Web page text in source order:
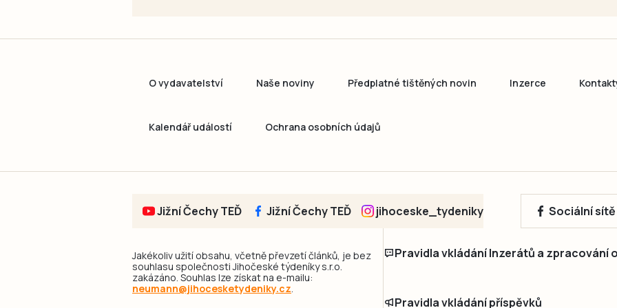
O vydavatelství Naše noviny Předplatné tištěných novin Inzerce
Kalendář událostí Ochrana osobních údajů
Jižní Čechy TEĎ Jižní Čechy TEĎ jihoceske_tydeniky Sociální
Jakékoliv užití obsahu, včetně převzetí článků, je bez
souhlasu společnosti Jihočeské týdeníky s.r.o.
zakázáno. Souhlas lze získat na e-mailu:
neumann@jihocesketydeniky.cz.
Pravidla vkládání Inzerátů a zpracování
Pravidla vkládání příspěvků